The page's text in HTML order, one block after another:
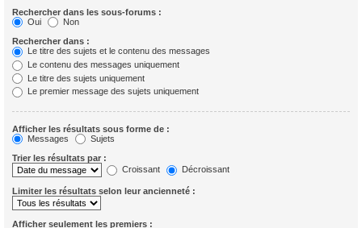
Rechercher dans les sous-forums :
Oui
Non
Rechercher dans :
Le titre des sujets et le contenu des messages
Le contenu des messages uniquement
Le titre des sujets uniquement
Le premier message des sujets uniquement
Afficher les résultats sous forme de :
Messages
Sujets
Trier les résultats par :
Croissant
Décroissant
Limiter les résultats selon leur ancienneté :
Afficher seulement les premiers :